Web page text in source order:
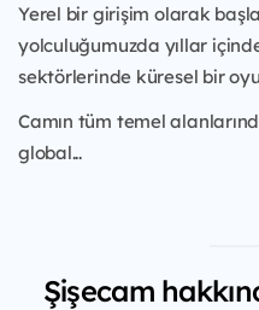
Yerel bir girişim olarak
yolculuğumuzda yıllar
sektörlerinde küresel bir
Camın tüm temel
global...
Şişecam